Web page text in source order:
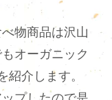
物商品は沢山
オーガニック
紹介します。